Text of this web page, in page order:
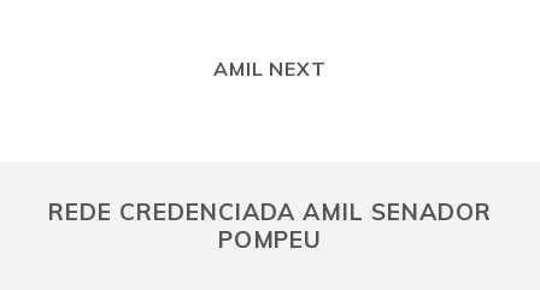
AMIL NEXT
REDE CREDENCIADA AMIL SENADOR
POMPEU